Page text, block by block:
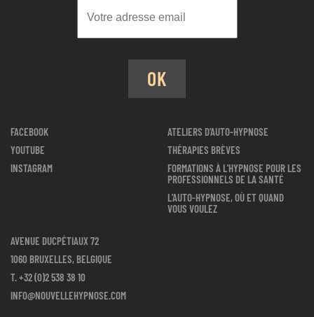
OK
FACEBOOK
YOUTUBE
INSTAGRAM
ATELIERS D'AUTO-HYPNOSE
THÉRAPIES BRÈVES
FORMATIONS À L'HYPNOSE POUR LES
PROFESSIONNELS DE LA SANTÉ
L'AUTO-HYPNOSE, OÙ ET QUAND
VOUS VOULEZ
AVENUE DUCPÉTIAUX 72
1060 BRUXELLES, BELGIQUE
T.+32 (0)2 538 38 10
INFO@NOUVELLEHYPNOSE.COM